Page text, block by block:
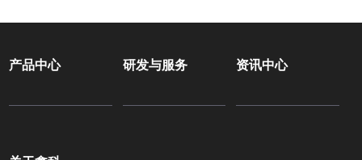
产品中心 研发与服务 资讯中心